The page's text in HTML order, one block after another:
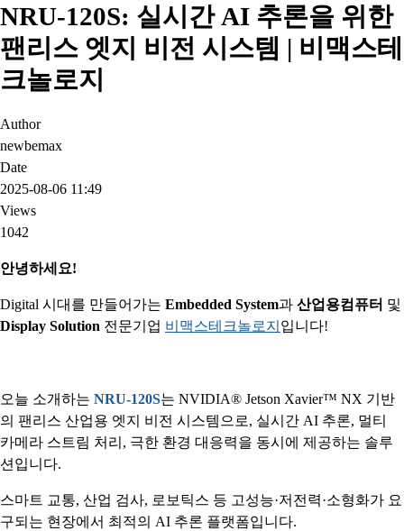
NRU-120S: 실시간 AI 추론을 위한
팬리스 엣지 비전 시스템 | 비맥스테
크놀로지
Author
newbemax
Date
2025-08-06 11:49
Views
1042
안녕하세요!
Digital 시대를 만들어가는 Embedded System과 산업용컴퓨터 및
Display Solution 전문기업 비맥스테크놀로지 입니다!
오늘 소개하는 NRU-120S는 NVIDIA® Jetson Xavier™ NX 기반
의 팬리스 산업용 엣지 비전 시스템으로, 실시간 AI 추론, 멀티
카메라 스트림 처리, 극한 환경 대응력을 동시에 제공하는 솔루
션입니다.
스마트 교통, 산업 검사, 로보틱스 등 고성능·저전력·소형화가 요
구되는 현장에서 최적의 AI 추론 플랫폼입니다.